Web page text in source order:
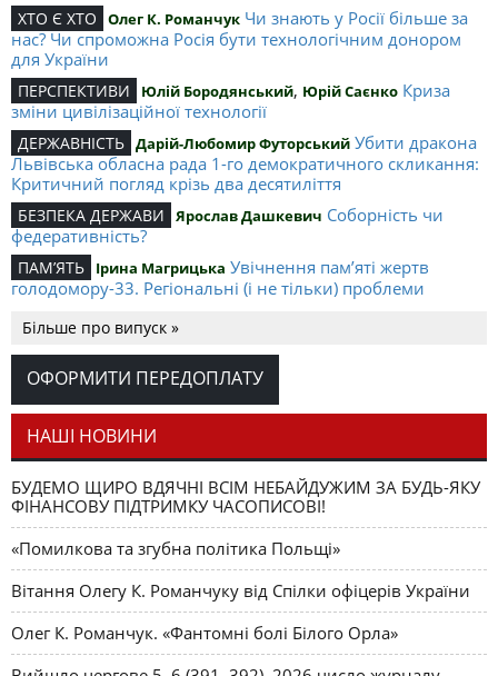
ХТО Є ХТО Олег К. Романчук Чи знають у Росії більше за
нас? Чи спроможна Росія бути технологічним донором
для України
ПЕРСПЕКТИВИ Юлій Бородянський, Юрій Саєнко Криза
зміни цивілізаційної технології
ДЕРЖАВНІСТЬ Дарій-Любомир Футорський Убити дракона
Львівська обласна рада 1-го демократичного скликання:
Критичний погляд крізь два десятиліття
БЕЗПЕКА ДЕРЖАВИ Ярослав Дашкевич Соборність чи
федеративність?
ПАМ’ЯТЬ Ірина Магрицька Увічнення пам’яті жертв
голодомору-33. Регіональні (і не тільки) проблеми
ЕКСКЛЮЗИВ
Валентин НАЛИВАЙЧЕНКО: «Для мене
патріотизм – це дія»
NOTA BENE Ярослав Розумний В обороні гідності
українців: У справі ЗАЯВИ Українського католицького
університету (УКУ) з приводу Постанови № 642 Кабінету
Міністрів України від 28 липня 2010 року «Про внесення
змін до Положення про підготовку науково-педагогічних
МОВА ПРО МОВУ Олег К. Романчук Чи треба вивчати
російську мову?
ВИЩА ШКОЛА Роман Яремійчук Куди прямує вища
технічна освіта?
Більше про випуск »
ОФОРМИТИ ПЕРЕДОПЛАТУ
НАШІ НОВИНИ
БУДЕМО ЩИРО ВДЯЧНІ ВСІМ НЕБАЙДУЖИМ ЗА БУДЬ-ЯКУ
ФІНАНСОВУ ПІДТРИМКУ ЧАСОПИСОВІ!
«Помилкова та згубна політика Польщі»
Вітання Олегу К. Романчуку від Спілки офіцерів України
Олег К. Романчук. «Фантомні болі Білого Орла»